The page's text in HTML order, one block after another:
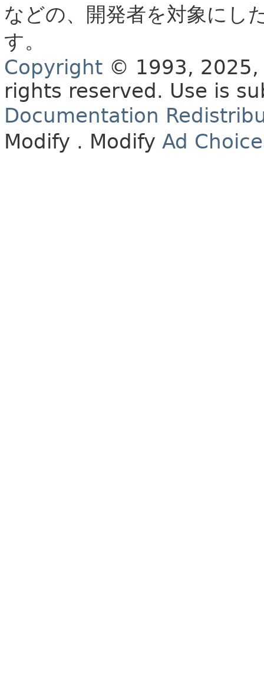
などの、開発者を対象にし
す。
Copyright © 1993,
rights reserved. Use is
Documentation
Modify . Modify Ad